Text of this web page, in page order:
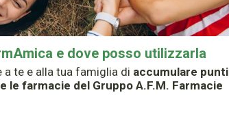
e dove posso utilizzarla
a te e alla tua famiglia di accumulare punti
farmacie del Gruppo A.F.M. Farmacie